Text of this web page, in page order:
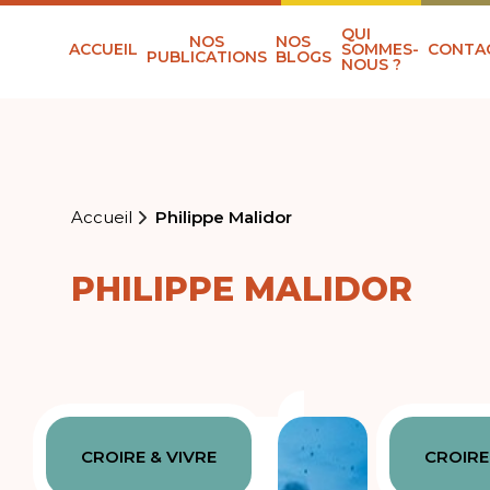
ACCUEIL NOS
PUBLICATIONS
NOS
BLOGS
QUI
SOMMES-
NOUS ?
Accueil Philippe Malidor
PHILIPPE MALIDOR
CROIRE & VIVRE